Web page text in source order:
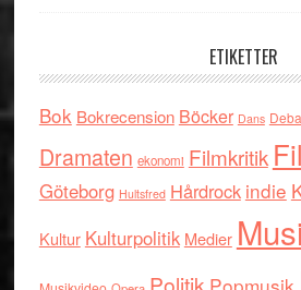
ETIKETTER
Bok Bokrecension Böcker Dans
Dramaten ekonomi Filmkritik
Göteborg Hultsfred Hårdrock indie
Kultur Kulturpolitik Medier
Politik